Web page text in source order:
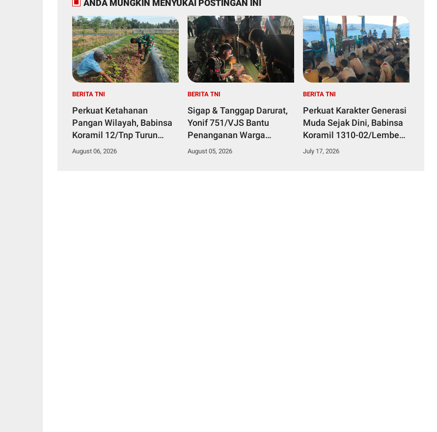
ANDA MUNGKIN MENYUKAI POSTINGAN INI
BERITA TNI
Perkuat Ketahanan
Pangan Wilayah, Babinsa
Koramil 12/Tnp Turun
Tangan Bantu Warga
August 06, 2026
BERITA TNI
Sigap & Tanggap Darurat,
Yonif 751/VJS Bantu
Penanganan Warga
Diduga Keracunan
August 05, 2026
BERITA TNI
Perkuat Karakter Generasi
Muda Sejak Dini, Babinsa
Koramil 1310-02/Lembeh
Berikan Materi Bela
July 17, 2026